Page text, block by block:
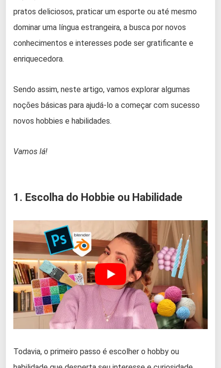
pratos deliciosos, praticar um esporte ou até mesmo
dominar uma língua estrangeira, a busca por novos
conhecimentos e interesses pode ser gratificante e
enriquecedora.
Sendo assim, neste artigo, vamos explorar algumas
noções básicas para ajudá-lo a começar com sucesso
novos hobbies e habilidades.
Vamos lá!
1. Escolha do Hobbie ou Habilidade
Todavia, o primeiro passo é escolher o hobby ou